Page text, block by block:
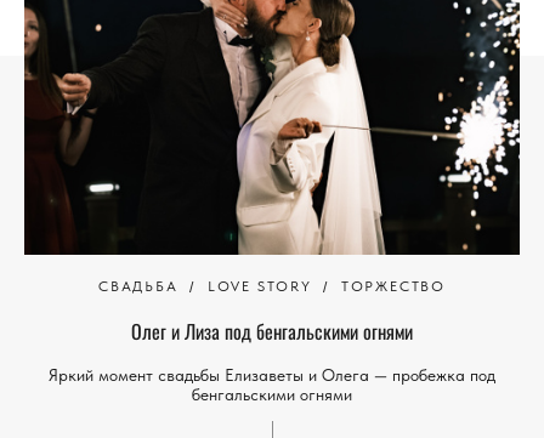
СВАДЬБА LOVE STORY ТОРЖЕСТВО
Олег и Лиза под бенгальскими огнями
Яркий момент свадьбы Елизаветы и Олега — пробежка под
бенгальскими огнями